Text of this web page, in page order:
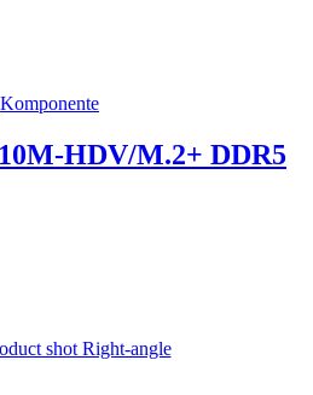
Komponente
HDV/M.2+ DDR5